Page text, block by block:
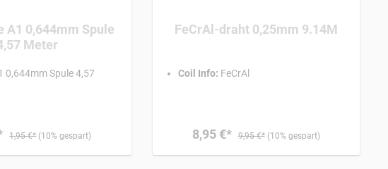
A1 0,644mm Spule
Meter
0,644mm Spule 4,57
1,95 €* (10% gespart)
FeCrAl-draht 0,25mm 9.14M
Coil Info: FeCrAl
8,95 €* 9,95 €* (10% gespart)